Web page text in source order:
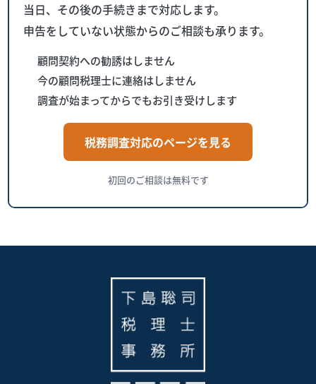
当日、その後の手続きまで対応します。
申告をしていない状態からのご相談も承ります。
顧問契約への勧誘はしません
今の顧問税理士に連絡はしません
調査が始まってからでもお引き受けします
税務調査対応のページを見る
初回のご相談は無料です